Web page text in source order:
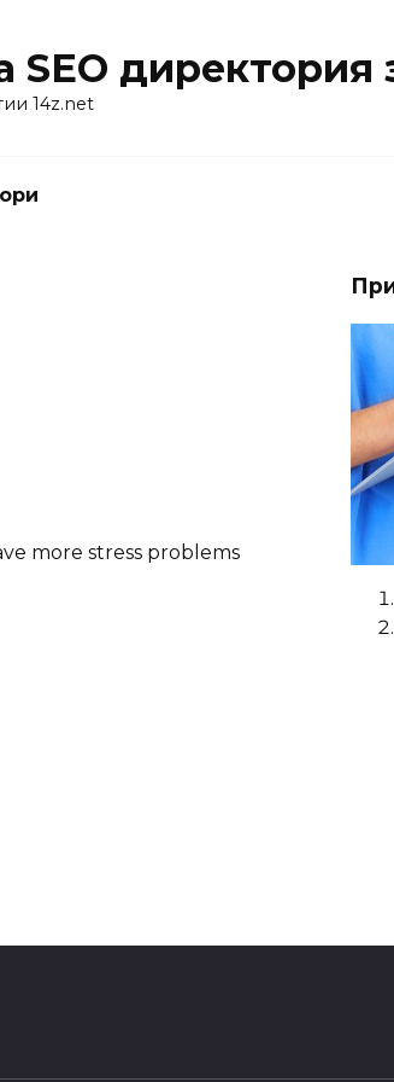
директория
14z.net
more stress problems